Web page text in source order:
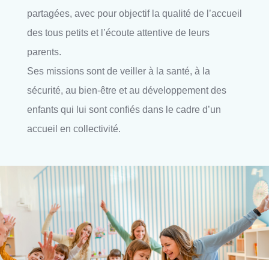
partagées, avec pour objectif la qualité de l’accueil
des tous petits et l’écoute attentive de leurs
parents.
Ses missions sont de veiller à la santé, à la
sécurité, au bien-être et au développement des
enfants qui lui sont confiés dans le cadre d’un
accueil en collectivité.